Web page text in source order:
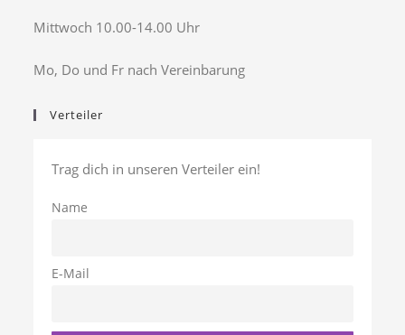
Mittwoch 10.00-14.00 Uhr
Mo, Do und Fr nach Vereinbarung
Verteiler
Trag dich in unseren Verteiler ein!
Name
E-Mail